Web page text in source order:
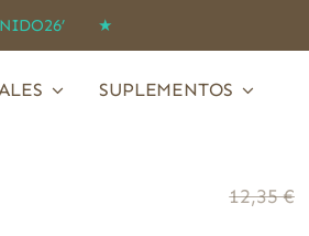
★
SUPLEMENTOS
12,35€